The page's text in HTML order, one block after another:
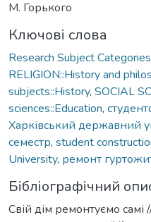
М. Горького
Ключові слова
Research Subject
RELIGION::History and
subjects::History, SOCIAL
sciences::Education,
Харківський державний
семестр, student
University, ремонт
Бібліографічний
Свій дім ремонтуємо самі